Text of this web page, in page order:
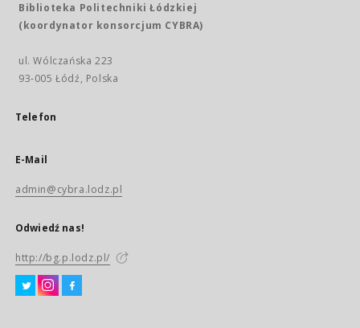
Biblioteka Politechniki Łódzkiej
(koordynator konsorcjum CYBRA)
ul. Wólczańska 223
93-005 Łódź, Polska
Telefon
E-Mail
admin@cybra.lodz.pl
Odwiedź nas!
http://bg.p.lodz.pl/